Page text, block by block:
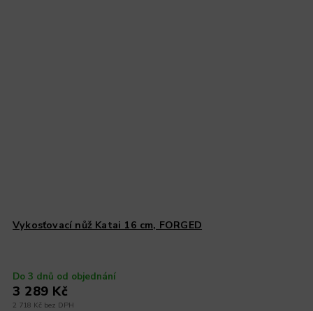
Vykosťovací nůž Katai 16 cm, FORGED
Do 3 dnů od objednání
2 718 Kč bez DPH
3 289 Kč